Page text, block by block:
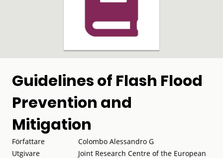
Guidelines of Flash Flood
Prevention and
Mitigation
Författare
Colombo Alessandro G
Utgivare
Joint Research Centre of the European